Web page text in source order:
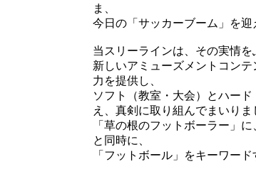
ま、
今日の「サッカーブーム」を迎
当スリーラインは、その実情を
新しいアミューズメントコン
力を提供し、
ソフト（教室・大会）とハー
え、真剣に取り組んでまいりま
「草の根のフットボーラー」
と同時に、
「フットボール」をキーワー